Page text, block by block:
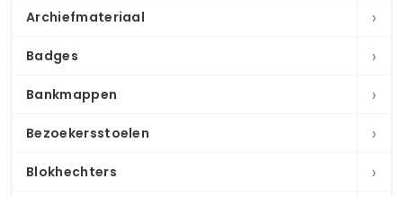
Archiefmateriaal ›
Badges ›
Bankmappen ›
Bezoekersstoelen ›
Blokhechters ›